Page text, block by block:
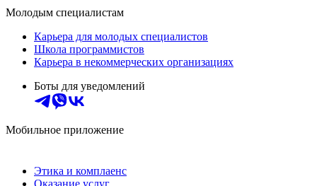
Молодым специалистам
Карьера для молодых специалистов
Школа программистов
Карьера в некоммерческих организациях
Боты для уведомлений
Мобильное приложение
Этика и комплаенс
Оказание услуг